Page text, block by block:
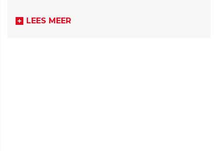
LEES MEER